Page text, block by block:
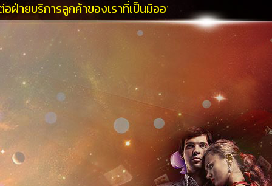
รลูกค้าของเราที่เป็นมืออาชีพและคุณจะได้รับโปรโมชั่นที่